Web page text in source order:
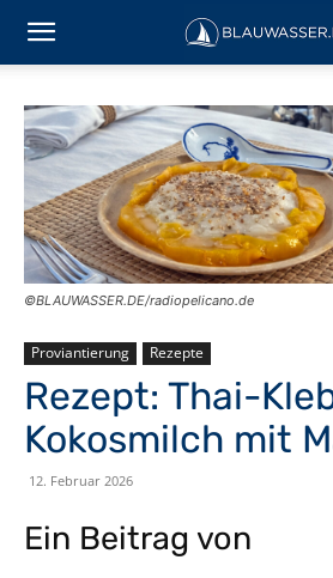
©BLAUWASSER.DE/radiopelicano.de
Proviantierung Rezepte
Rezept: Thai-
Kokosmilch mit
12. Februar 2026
Ein Beitrag von